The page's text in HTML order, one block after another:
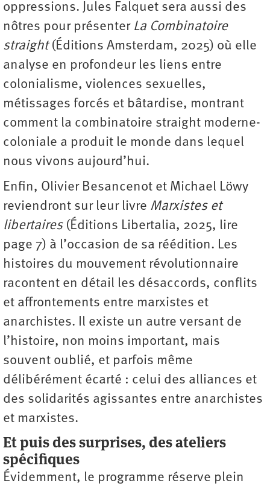
oppressions. Jules Falquet sera aussi des
nôtres pour présenter La Combinatoire
straight(Éditions Amsterdam, 2025) où elle
analyse en profondeur les liens entre
colonialisme, violences sexuelles,
métissages forcés et bâtardise, montrant
comment la combinatoire straight moderne-
coloniale a produit le monde dans lequel
nous vivons aujourd’hui.
Enfin, Olivier Besancenot et Michael Löwy
reviendront sur leur livre Marxistes et
libertaires (Éditions Libertalia, 2025, lire
page 7) à l’occasion de sa réédition. Les
histoires du mouvement révolutionnaire
racontent en détail les désaccords, conflits
et affrontements entre marxistes et
anarchistes. Il existe un autre versant de
l’histoire, non moins important, mais
souvent oublié, et parfois même
délibérément écarté : celui des alliances et
des solidarités agissantes entre anarchistes
et marxistes.
Et puis des surprises, des ateliers
spécifiques
Évidemment, le programme réserve plein